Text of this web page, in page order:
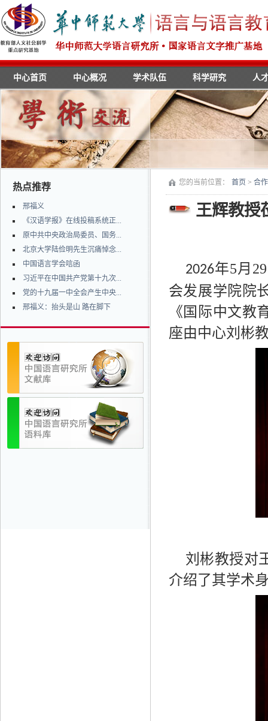
中心首页 中心概况 学术队伍 科学研究 人
热点推荐
邢福义
《汉语学报》在线投稿系统正...
原中共中央政治局委员、国务...
北京大学陆俭明先生沉痛悼念...
中国语言学会唁函
习近平在中国共产党第十九次...
党的十九届一中全会产生中央...
邢福义：抬头是山 路在脚下
您的当前位置： 首页 > 合
王辉教授
2026年5月
会发展学院院
《国际中文教
座由中心刘彬
刘彬教授对
介绍了其学术